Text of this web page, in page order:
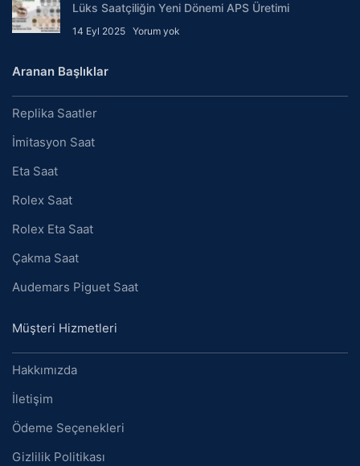
Lüks Saatçiliğin Yeni Dönemi APS Üretimi
14 Eyl 2025 Yorum yok
Aranan Başlıklar
Replika Saatler
İmitasyon Saat
Eta Saat
Rolex Saat
Rolex Eta Saat
Çakma Saat
Audemars Piguet Saat
Müşteri Hizmetleri
Hakkımızda
İletişim
Ödeme Seçenekleri
Gizlilik Politikası